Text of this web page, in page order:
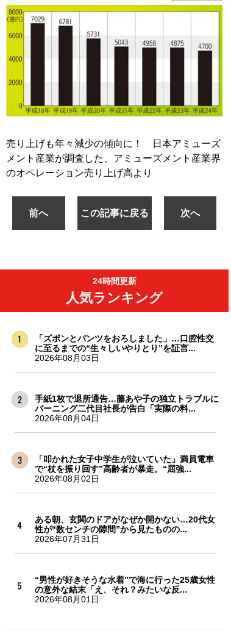
売り上げも年々減少の傾向に！ 日本アミューズ
メント産業が調査した、アミューズメント産業界
のオペレーション売り上げ高より
前へ この記事に戻る 次へ
24時間更新
人気ランキング
「ズボンとパンツをおろしました」…口腔性交
に至るまでの“生々しいやりとり”を証言...
2026年08月03日
手紙1枚で退所通告…藤あや子の独立トラブルに
バーニング二代目社長が告白「実際の料...
2026年08月04日
「叩かれた女子中学生が泣いていた」満員電車
で“杖を振り回す”高齢者が暴走。“屈強...
2026年08月02日
ある朝、玄関のドアがなぜか開かない…20代女
性が“数センチの隙間”から見たものの...
2026年07月31日
“男性が好きそうな水着”で海に行った25歳女性
の意外な結末「え、それ？みたいな反...
2026年08月01日